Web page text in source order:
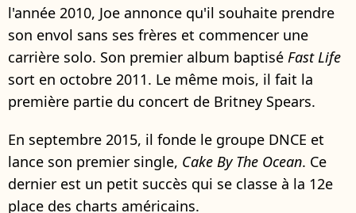
l'année 2010, Joe annonce qu'il souhaite prendre
son envol sans ses frères et commencer une
carrière solo. Son premier album baptisé Fast Life
sort en octobre 2011. Le même mois, il fait la
première partie du concert de Britney Spears.
En septembre 2015, il fonde le groupe DNCE et
lance son premier single, Cake By The Ocean. Ce
dernier est un petit succès qui se classe à la 12e
place des charts américains.